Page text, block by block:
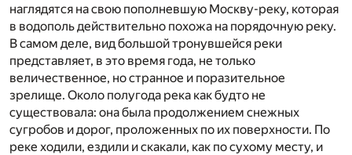
наглядятся на свою пополневшую Москву-реку, которая
в водополь действительно похожа на порядочную реку.
В самом деле, вид большой тронувшейся реки
представляет, в это время года, не только
величественное, но странное и поразительное
зрелище. Около полугода река как будто не
существовала: она была продолжением снежных
сугробов и дорог, проложенных по их поверхности. По
реке ходили, ездили и скакали, как по сухому месту, и